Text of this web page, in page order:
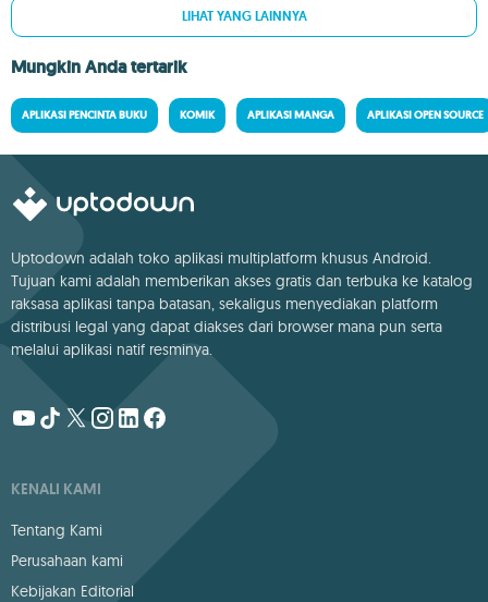
LIHAT YANG LAINNYA
Mungkin Anda tertarik
APLIKASI PENCINTA BUKU KOMIK APLIKASI MANGA APLIKASI OPEN SOURCE
Uptodown adalah toko aplikasi multiplatform khusus Android.
Tujuan kami adalah memberikan akses gratis dan terbuka ke katalog
raksasa aplikasi tanpa batasan, sekaligus menyediakan platform
distribusi legal yang dapat diakses dari browser mana pun serta
melalui aplikasi natif resminya.
KENALI KAMI
Tentang Kami
Perusahaan kami
Kebijakan Editorial